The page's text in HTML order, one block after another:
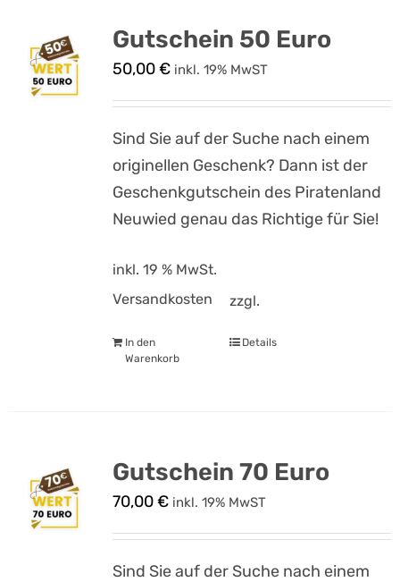
Gutschein 50 Euro
50,00€ inkl. 19% MwST
Sind Sie auf der Suche nach einem
originellen Geschenk? Dann ist der
Geschenkgutschein des Piratenland
Neuwied genau das Richtige für Sie!
inkl. 19 % MwSt.
zzgl.
Versandkosten
In den
Warenkorb
Details
Gutschein 70 Euro
70,00€ inkl. 19% MwST
Sind Sie auf der Suche nach einem